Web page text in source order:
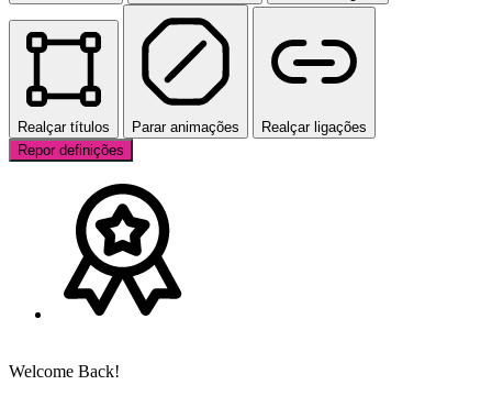
Realçar títulos Parar animações
Realçar ligações
Repor definições
Welcome Back!